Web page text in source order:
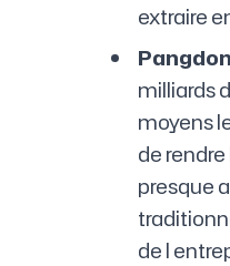
extraire
milliards
moyens
de
presque
de l